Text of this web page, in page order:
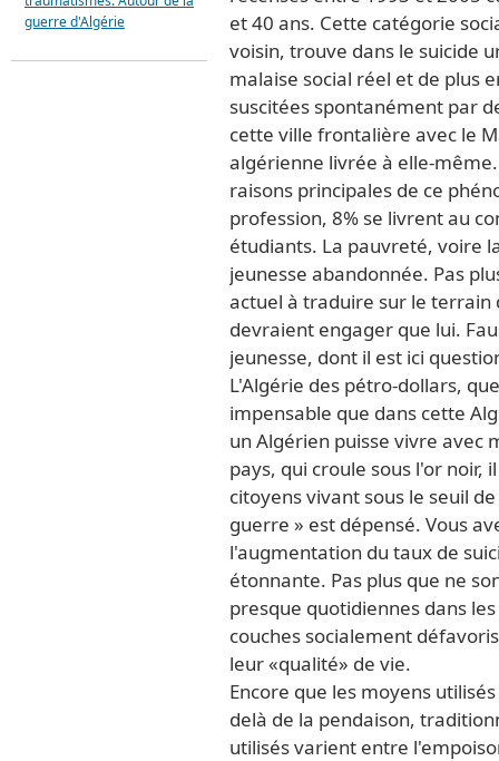
et 40 ans. Cette catégorie
voisin, trouve dans le suicide
malaise social réel et de plus
suscitées spontanément par
cette ville frontalière avec le
algérienne livrée à elle-
raisons principales de ce
profession, 8% se livrent au
étudiants. La pauvreté, voire
jeunesse abandonnée. Pas
actuel à traduire sur le terrain
devraient engager que lui.
jeunesse, dont il est ici
L'Algérie des pétro-dollars,
impensable que dans cette
un Algérien puisse vivre avec
pays, qui croule sous l'or noir,
citoyens vivant sous le seuil
guerre » est dépensé. Vous
l'augmentation du taux de
étonnante. Pas plus que ne
presque quotidiennes dans
couches socialement
leur «qualité» de vie.
Encore que les moyens
delà de la pendaison,
utilisés varient entre
guerre d'Algérie